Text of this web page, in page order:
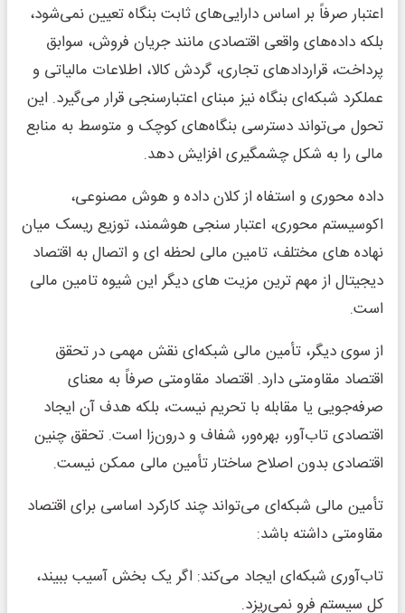
اعتبار صرفاً بر اساس دارایی‌های ثابت بنگاه تعیین نمی‌شود،
بلکه داده‌های واقعی اقتصادی مانند جریان فروش، سوابق
پرداخت، قراردادهای تجاری، گردش کالا، اطلاعات مالیاتی و
عملکرد شبکه‌ای بنگاه نیز مبنای اعتبارسنجی قرار می‌گیرد. این
تحول می‌تواند دسترسی بنگاه‌های کوچک و متوسط به منابع
مالی را به شکل چشمگیری افزایش دهد.
داده محوری و استفاه از کلان داده و هوش مصنوعی،
اکوسیستم محوری، اعتبار سنجی هوشمند، توزیع ریسک میان
نهاده های مختلف، تامین مالی لحظه ای و اتصال به اقتصاد
دیجیتال از مهم ترین مزیت های دیگر این شیوه تامین مالی
است.
از سوی دیگر، تأمین مالی شبکه‌ای نقش مهمی در تحقق
اقتصاد مقاومتی دارد. اقتصاد مقاومتی صرفاً به معنای
صرفه‌جویی یا مقابله با تحریم نیست، بلکه هدف آن ایجاد
اقتصادی تاب‌آور، بهره‌ور، شفاف و درون‌زا است. تحقق چنین
اقتصادی بدون اصلاح ساختار تأمین مالی ممکن نیست.
تأمین مالی شبکه‌ای می‌تواند چند کارکرد اساسی برای اقتصاد
مقاومتی داشته باشد:
تاب‌آوری شبکه‌ای ایجاد می‌کند: اگر یک بخش آسیب ببیند،
کل سیستم فرو نمی‌ریزد.